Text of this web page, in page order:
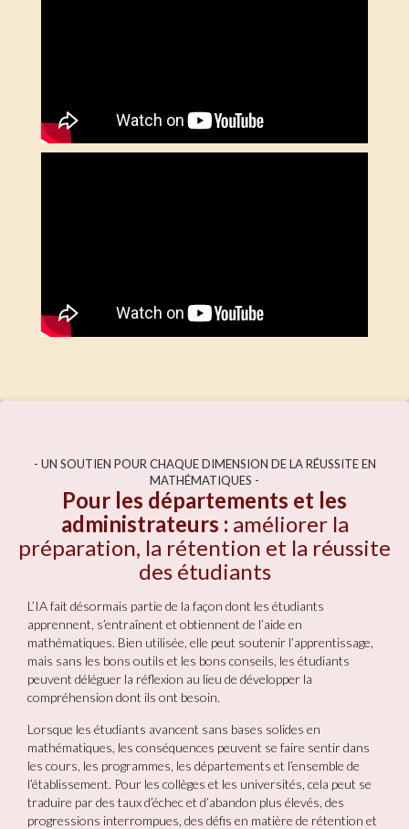
- UN SOUTIEN POUR CHAQUE DIMENSION DE LA RÉUSSITE EN
MATHÉMATIQUES -
Pour les départements et les
administrateurs : améliorer la
préparation, la rétention et la réussite
des étudiants
L’IA fait désormais partie de la façon dont les étudiants
apprennent, s’entraînent et obtiennent de l’aide en
mathématiques. Bien utilisée, elle peut soutenir l’apprentissage,
mais sans les bons outils et les bons conseils, les étudiants
peuvent déléguer la réflexion au lieu de développer la
compréhension dont ils ont besoin.
Lorsque les étudiants avancent sans bases solides en
mathématiques, les conséquences peuvent se faire sentir dans
les cours, les programmes, les départements et l’ensemble de
l’établissement. Pour les collèges et les universités, cela peut se
traduire par des taux d’échec et d’abandon plus élevés, des
progressions interrompues, des défis en matière de rétention et